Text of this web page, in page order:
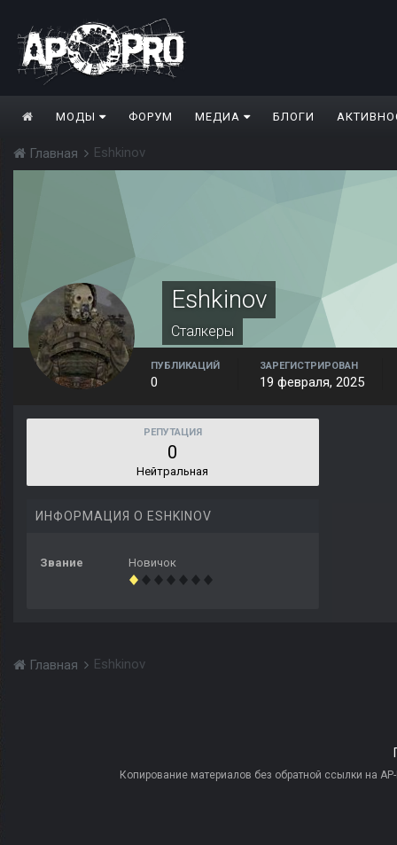
МОДЫ ФОРУМ МЕДИА БЛОГИ
Главная Eshkinov
Eshkinov
Сталкеры
ПУБЛИКАЦИЙ
0
ЗАРЕГИСТРИРОВАН
19 февраля, 2025
РЕПУТАЦИЯ
0
Нейтральная
ИНФОРМАЦИЯ О ESHKINOV
Звание Новичок
Главная Eshkinov
Копирование материалов без обратной ссылки на